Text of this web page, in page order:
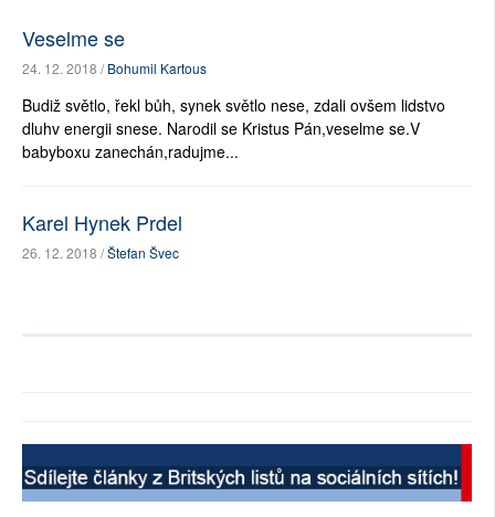
Veselme se
24. 12. 2018 /Bohumil Kartous
Budiž světlo, řekl bůh, synek světlo nese, zdali ovšem lidstvo
dluhv energii snese. Narodil se Kristus Pán,veselme se.V
babyboxu zanechán,radujme...
Karel Hynek Prdel
26. 12. 2018 /Štefan Švec